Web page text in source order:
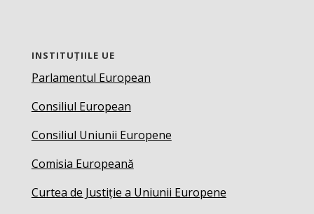
INSTITUȚIILE UE
Parlamentul European
Consiliul European
Consiliul Uniunii Europene
Comisia Europeană
Curtea de Justiție a Uniunii Europene